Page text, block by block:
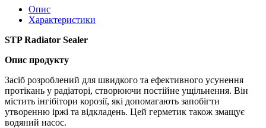
Опис
Характеристики
STP Radiator Sealer
Опис продукту
Засіб розроблений для швидкого та ефективного усунення
протікань у радіаторі, створюючи постійне ущільнення. Він
містить інгібітори корозії, які допомагають запобігти
утворенню іржі та відкладень. Цей герметик також змащує
водяний насос.